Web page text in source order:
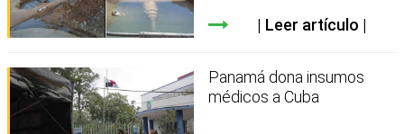
Leer artículo
Panamá dona insumos
médicos a Cuba